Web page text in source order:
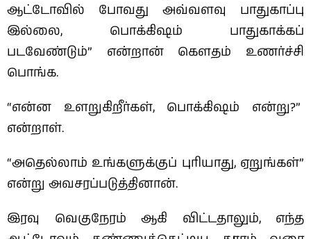
ஆட்டோவில் போவது அவ்வளவு பாதுகாப்பு
இல்லை, பொக்கிஷம் பாதுகாக்கப்
படவேண்டும்” என்றான் கௌதம் உணர்ச்சி
பொங்க.
“என்ன உளறுகிறீர்கள், பொக்கிஷம் என்று?”
என்றாள்.
“அதெல்லாம் உங்களுக்குப் புரியாது, ஏறுங்கள்”
என்று அவசரப்படுத்தினான்.
இரவு வெகுநேரம் ஆகி விட்டதாலும், எந்த